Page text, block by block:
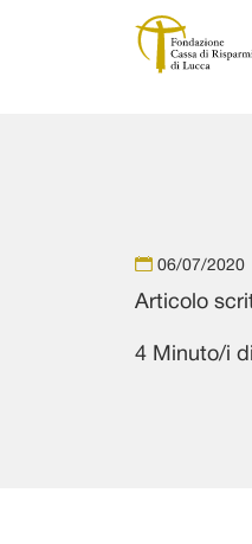
Navigazione principale
06/07/2020
Articolo
4 Minuto/i